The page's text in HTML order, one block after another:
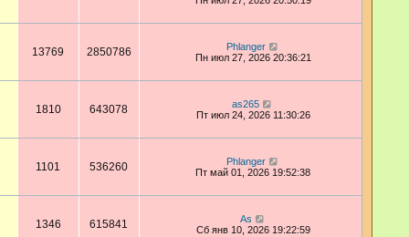
13769 2850786
Phlanger
Пн июл 27, 2026 20:36:21
1810 643078
as265
Пт июл 24, 2026 11:30:26
1101 536260
Phlanger
Пт май 01, 2026 19:52:38
1346 615841
As
Сб янв 10, 2026 19:22:59